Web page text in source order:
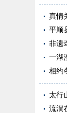
真情
平顺
非遗
一湖
相约
太行
流淌